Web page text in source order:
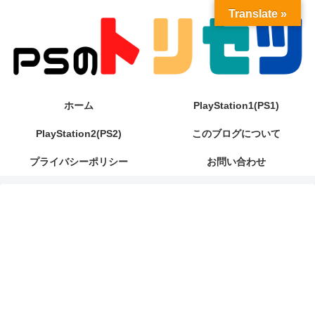
ホーム PlayStation1(PS1)
PlayStation2(PS2) このブログについて
プライバシーポリシー お問い合わせ
Translate »